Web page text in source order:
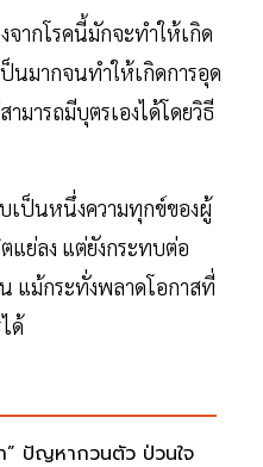
จากโรคนี้มักจะทำให้เกิด
นมากจนทำให้เกิดการอุด
มารถมีบุตรเองได้โดยวิธี
เป็นหนึ่งความทุกข์ของผู้
ย่ลง แต่ยังกระทบต่อ
แม้กระทั่งพลาดโอกาสที่
ด้
” ปัญหากวนตัว ป่วนใจ